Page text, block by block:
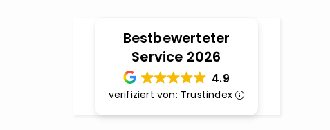
Bestbewerteter
Service 2026
4.9
verifiziert von: Trustindex